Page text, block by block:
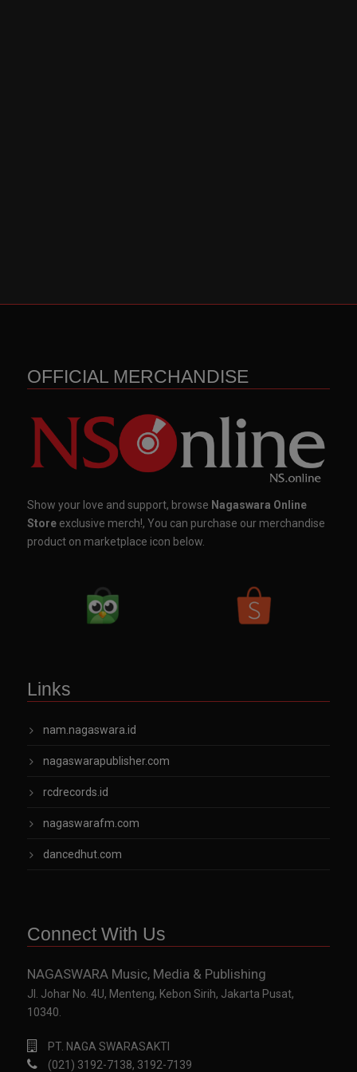
OFFICIAL MERCHANDISE
Show your love and support, browse Nagaswara Online
Store exclusive merch!, You can purchase our merchandise
product on marketplace icon below.
Links
nam.nagaswara.id
nagaswarapublisher.com
rcdrecords.id
nagaswarafm.com
dancedhut.com
Connect With Us
NAGASWARA Music, Media & Publishing
Jl. Johar No. 4U, Menteng, Kebon Sirih, Jakarta Pusat,
10340.
PT. NAGA SWARASAKTI
(021) 3192-7138, 3192-7139